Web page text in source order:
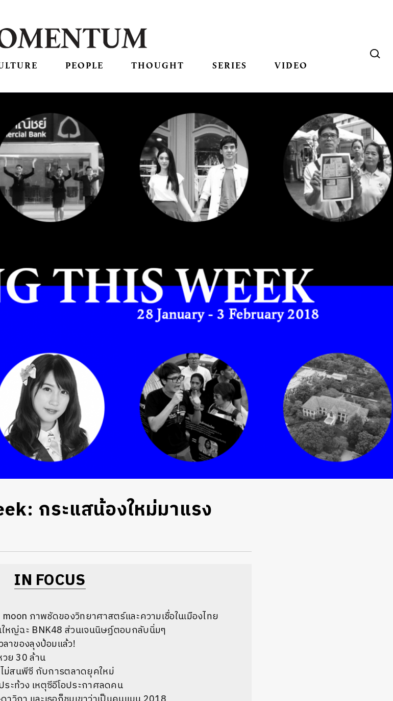
PEOPLE THOUGHT SERIES VIDEO
กระแสน้องใหม่มาแรง
IN FOCUS
ภาพชัดของวิทยาศาสตร์และความเชื่อในเมืองไทย
หญ่ฉะ BNK48 ส่วนเจนนิษฏ์ตอบกลับนิ่มๆ
าของลุงป้อมแล้ว!
วย 30 ล้าน
ม่สนพีซี กับการตลาดยุคใหม่
ท้วง เหตุซีอีโอประกาศลดคน